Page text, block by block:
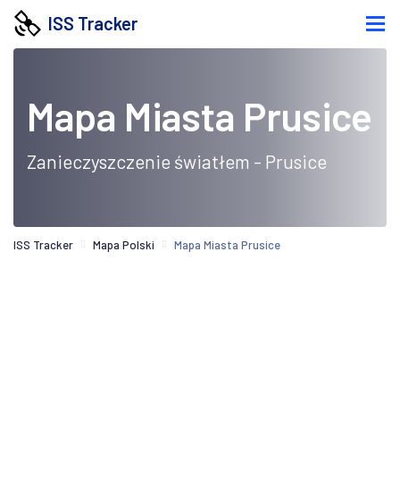
ISS Tracker
Mapa Miasta Prusice
Zanieczyszczenie światłem - Prusice
ISS Tracker Mapa Polski Mapa Miasta Prusice